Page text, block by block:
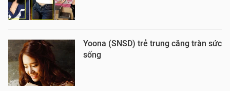
Yoona (SNSD) trẻ trung căng tràn sức
sống